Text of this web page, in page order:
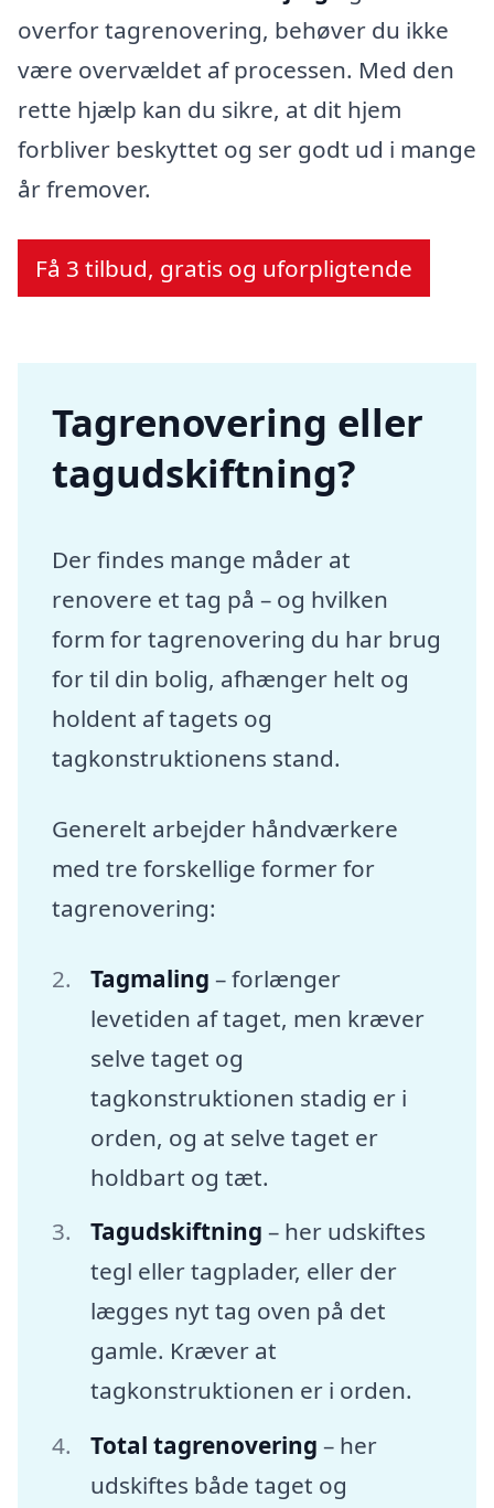
overfor tagrenovering, behøver du ikke
være overvældet af processen. Med den
rette hjælp kan du sikre, at dit hjem
forbliver beskyttet og ser godt ud i mange
år fremover.
Få 3 tilbud, gratis og uforpligtende
Tagrenovering eller
tagudskiftning?
Der findes mange måder at
renovere et tag på – og hvilken
form for tagrenovering du har brug
for til din bolig, afhænger helt og
holdent af tagets og
tagkonstruktionens stand.
Generelt arbejder håndværkere
med tre forskellige former for
tagrenovering:
Tagmaling – forlænger
levetiden af taget, men kræver
selve taget og
tagkonstruktionen stadig er i
orden, og at selve taget er
holdbart og tæt.
Tagudskiftning – her udskiftes
tegl eller tagplader, eller der
lægges nyt tag oven på det
gamle. Kræver at
tagkonstruktionen er i orden.
Total tagrenovering – her
udskiftes både taget og